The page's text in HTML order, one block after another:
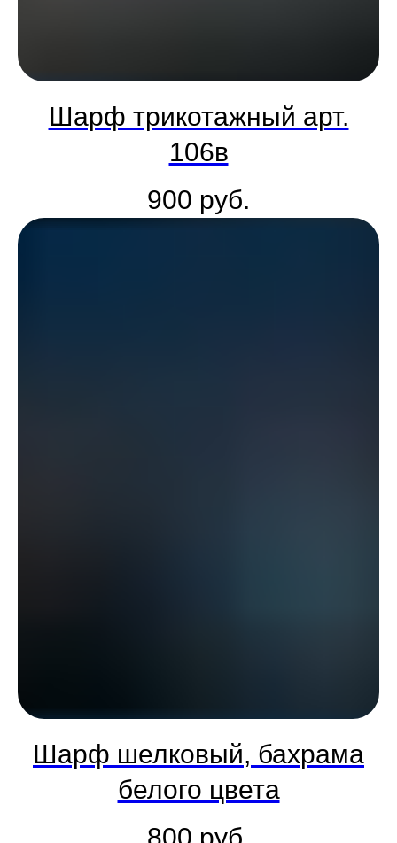
Шарф трикотажный арт.
106в
900 руб.
Шарф шелковый, бахрама
белого цвета